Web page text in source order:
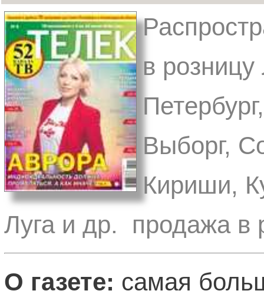
в розницу
Выборг,
Кириши,
Луга и др. продажа в
О газете: самая